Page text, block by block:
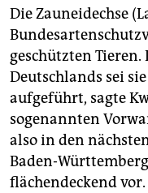
Die Zauneidechse
geschützten Tieren.
Deutschlands sei
aufgeführt, sagte
sogenannten
also in den
Baden-
flächendeckend vor.